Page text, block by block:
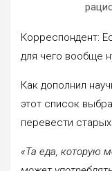
Корреспондент:
для чего вообще
Как дополнил
этот список
перевести
«Та еда, которую